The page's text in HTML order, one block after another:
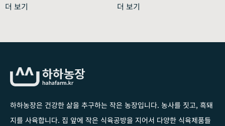
더 보기 더 보기
하하농장은 건강한 삶을 추구하는 작은 농장입니다. 농사를 짓고, 흑돼
지를 사육합니다. 집 앞에 작은 식육공방을 지어서 다양한 식육제품들